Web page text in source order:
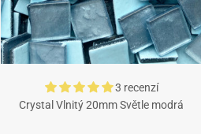
3 recenzí
Crystal Vlnitý 20mm Světle modrá